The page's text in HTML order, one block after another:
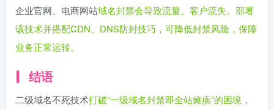
企业官网、电商网站域名封禁会导致流量、客户流失。部署
该技术并搭配CDN、DNS防封技巧，可降低封禁风险，保障
业务正常运转。
结语
二级域名不死技术打破“一级域名封禁即全站瘫痪”的困境 ，